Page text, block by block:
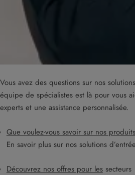
Vous avez des questions sur nos
équipe de spécialistes est là pour vous
experts et une assistance personnalisée.
Que voulez-vous savoir sur nos
En savoir plus sur nos solutions
Découvrez nos offres pour lessecteurs